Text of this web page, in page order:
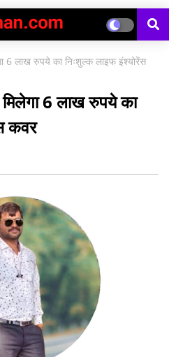
6 लाख रुपये का निःशुल्क लाइफ इंश्योरेंस
मिलेगा 6 लाख रुपये का
कवर